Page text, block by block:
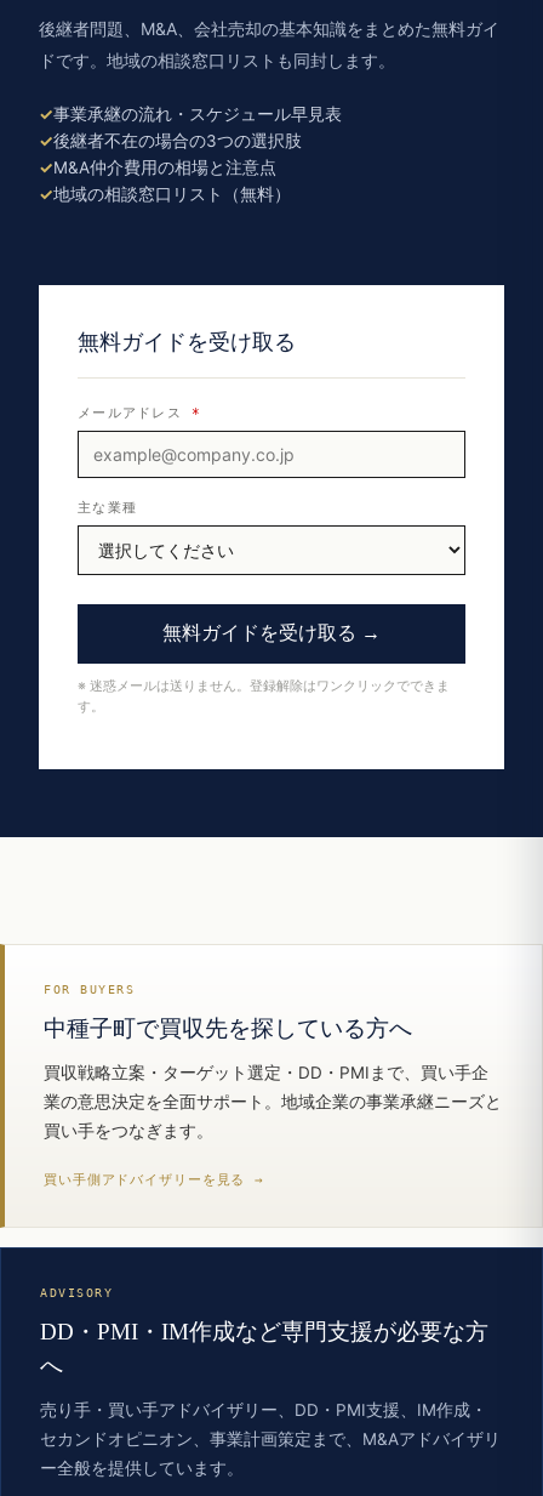
後継者問題、M&A、会社売却の基本知識をまとめた無料ガイ
ドです。地域の相談窓口リストも同封します。
事業承継の流れ・スケジュール早見表
後継者不在の場合の3つの選択肢
M&A仲介費用の相場と注意点
地域の相談窓口リスト（無料）
無料ガイドを受け取る
メールアドレス *
主な業種
無料ガイドを受け取る →
※ 迷惑メールは送りません。登録解除はワンクリックでできま
す。
FOR BUYERS
中種子町で買収先を探している方へ
買収戦略立案・ターゲット選定・DD・PMIまで、買い手企
業の意思決定を全面サポート。地域企業の事業承継ニーズと
買い手をつなぎます。
買い手側アドバイザリーを見る →
ADVISORY
DD・PMI・IM作成など専門支援が必要な方
へ
売り手・買い手アドバイザリー、DD・PMI支援、IM作成・
セカンドオピニオン、事業計画策定まで、M&Aアドバイザリ
ー全般を提供しています。